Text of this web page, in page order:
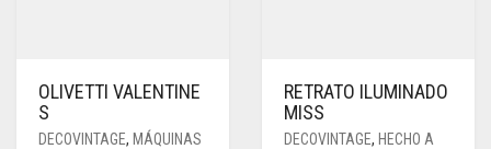
OLIVETTI VALENTINE
S
DECOVINTAGE, MÁQUINAS
RETRATO ILUMINADO
MISS
DECOVINTAGE, HECHO A